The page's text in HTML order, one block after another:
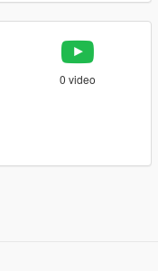
0 video